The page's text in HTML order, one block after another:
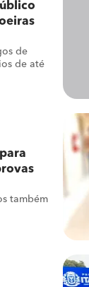
de
de até
também